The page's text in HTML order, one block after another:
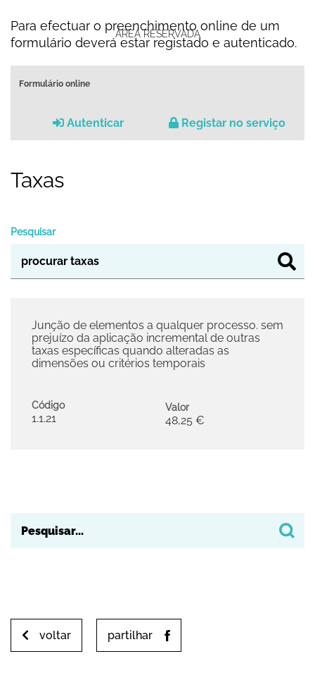
ÁREA RESERVADA
Para efectuar o preenchimento online de um
formulário deverá estar registado e autenticado.
Formulário online
Autenticar Registar no serviço
Taxas
Pesquisar
Código
1.1.21
Junção de elementos a qualquer processo. sem
prejuízo da aplicação incremental de outras
taxas específicas quando alteradas as
dimensões ou critérios temporais
Valor
48,25 €
voltar partilhar